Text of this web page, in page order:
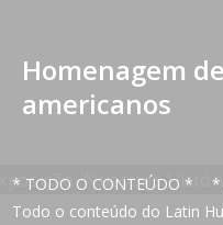
Homenagem
americanos
* TODO O CONTEÚDO *
*
Todo o conteúdo do Latin